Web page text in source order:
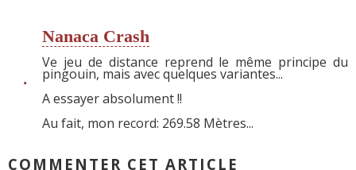
Nanaca Crash
Ve jeu de distance reprend le même principe du
pingouin, mais avec quelques variantes...
A essayer absolument !!
Au fait, mon record: 269.58 Mètres...
COMMENTER CET ARTICLE